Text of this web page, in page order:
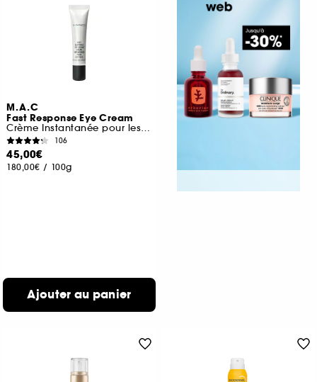
M.A.C
Fast Response Eye Cream
Crème Instantanée pour les Yeux
106
45,00€
180,00€ / 100g
Ajouter au panier